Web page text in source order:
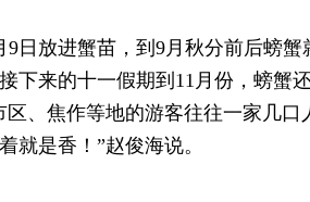
9日放进蟹苗，到9月秋分前后螃
下来的十一假期到11月份，螃蟹
区、焦作等地的游客往往一家几
就是香！”赵俊海说。